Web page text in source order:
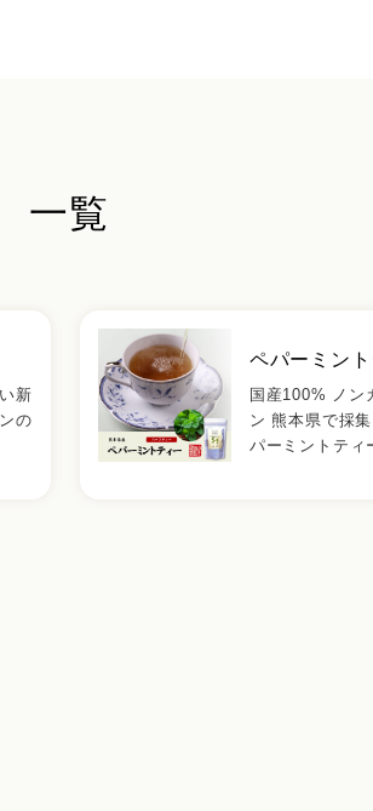
一覧
新
の
ペパーミン
国産100% ノン
ン 熊本県で採
パーミントティ